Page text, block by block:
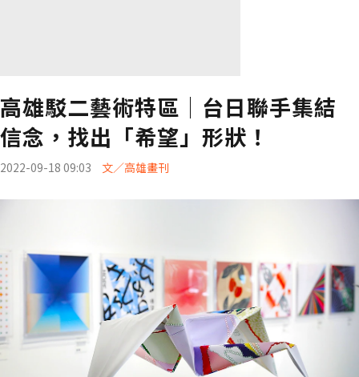
高雄駁二藝術特區│台日聯手集結
信念，找出「希望」形狀！
2022-09-18 09:03 文／高雄畫刊